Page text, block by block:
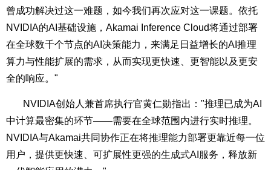
曾成功解决过这一难题，如今我们再次应对这一课题。依托
NVIDIA的AI基础设施，Akamai Inference Cloud将通过部署
在全球数千个节点的AI决策能力，来满足日益增长的AI推理
算力与性能扩展的需求，从而实现更快速、更智能以及更安
全的响应。"
NVIDIA创始人兼首席执行官黄仁勋指出："推理已成为AI
中计算最密集的环节——需要在全球范围内进行实时推理。
NVIDIA与Akamai共同协作正在将推理能力部署更靠近每一位
用户，提供更快速、可扩展性更强的生成式AI服务，释放新